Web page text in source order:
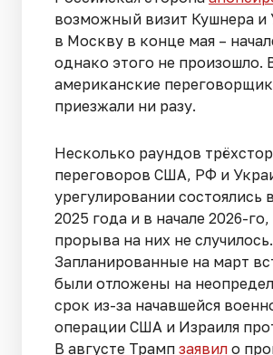
возможный визит Кушнера и
в Москву в конце мая –
однако этого не произошло.
американские
приезжали ни разу.
Несколько раундов
переговоров США, РФ и
урегулировании состоялись
2025 года и в начале 2026-
прорыва на них не случилось.
Запланированные на март
были отложены на
срок из-за начавшейся
операции США и Израиля
В августе Трамп заявил о